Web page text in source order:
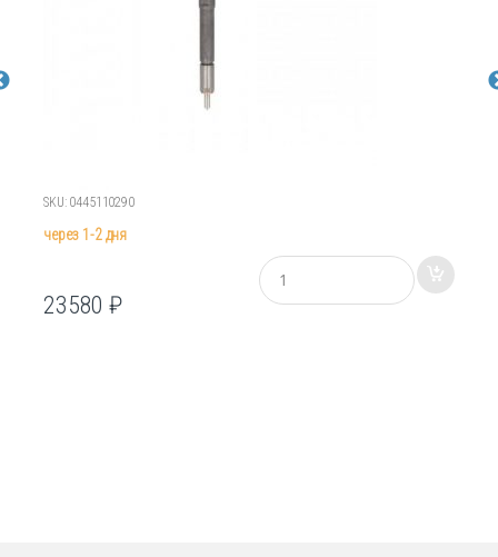
SKU: 0445110290
через 1-2 дня
23580₽
К
о